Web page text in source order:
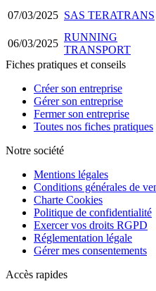
07/03/2025 SAS TERATRANS
06/03/2025
RUNNING
TRANSPORT
Fiches pratiques et conseils
Créer son entreprise
Gérer son entreprise
Fermer son entreprise
Toutes nos fiches pratiques
Notre société
Mentions légales
Conditions générales de
Charte Cookies
Politique de confidentialité
Exercer vos droits RGPD
Réglementation légale
Gérer mes consentements
Accès rapides